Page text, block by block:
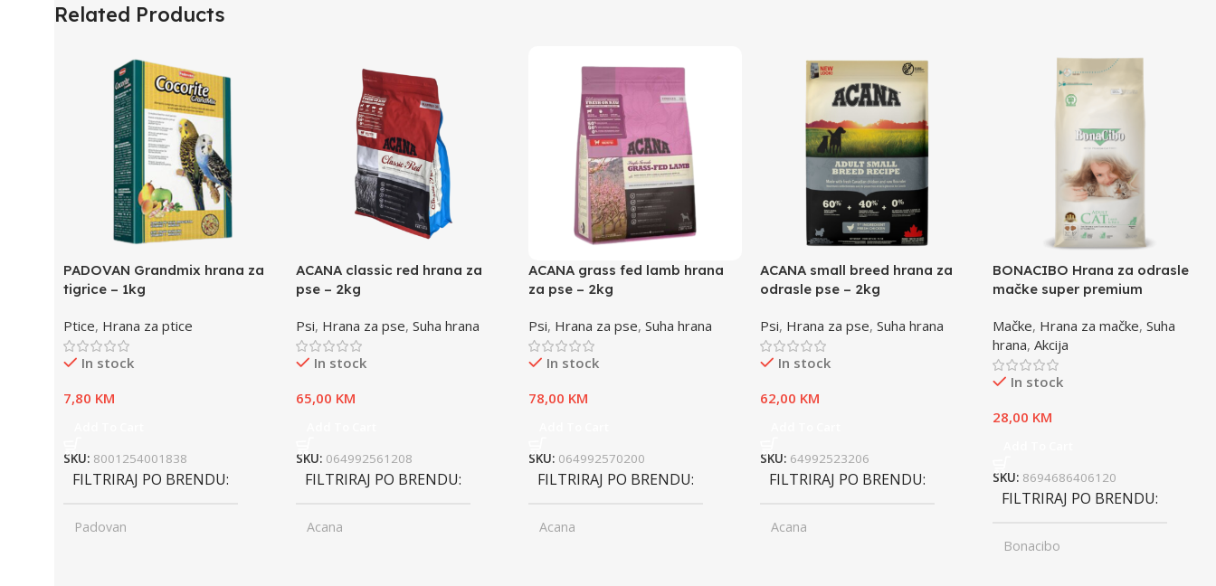
Related Products
PADOVAN Grandmix hrana za
tigrice – 1kg
Ptice, Hrana za ptice
In stock
7,80 KM
SKU: 8001254001838
FILTRIRAJ PO BRENDU
Padovan
ACANA classic red hrana za
pse – 2kg
Psi, Hrana za pse, Suha hrana
In stock
65,00 KM
SKU: 064992561208
FILTRIRAJ PO BRENDU
Acana
ACANA grass fed lamb hrana
za pse – 2kg
Psi, Hrana za pse, Suha hrana
In stock
78,00 KM
SKU: 064992570200
FILTRIRAJ PO BRENDU
Acana
ACANA small breed hrana za
odrasle pse – 2kg
Psi, Hrana za pse,Suha hrana
In stock
62,00 KM
SKU: 64992523206
FILTRIRAJ PO BRENDU
Acana
BONACIBO Hrana za odrasle
mačke super premium
Mačke, Hrana za mačke,Suha
hrana,Akcija
In stock
28,00 KM
SKU: 8694686406120
FILTRIRAJ PO BRENDU
Bonacibo